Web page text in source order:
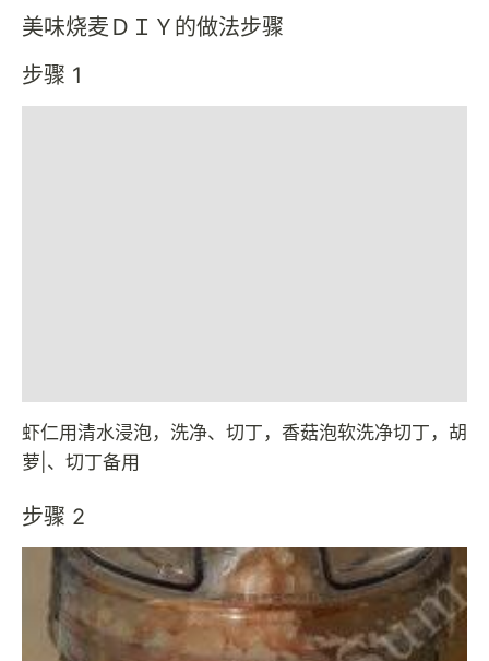
美味烧麦ＤＩＹ的做法步骤
步骤 1
虾仁用清水浸泡，洗净、切丁，香菇泡软洗净切丁，胡
萝|、切丁备用
步骤 2